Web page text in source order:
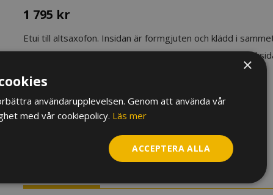
1 795 kr
Etui till altsaxofon. Insidan är formgjuten och klädd i
ryggsäcksremmar att kroka fast med karbinhakar på
I lager
Etui
Omebaige
LÄGG TILL I VARUKORG
×
användarupplevelsen. Genom att använda vår
med vår cookiepolicy. Läs mer
ACCEPTERA ALLA